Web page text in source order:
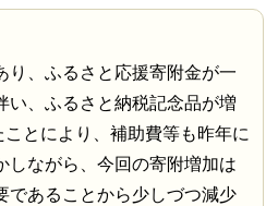
り、ふるさと応援寄附金が一
い、ふるさと納税記念品が増
ことにより、補助費等も昨年に
しながら、今回の寄附増加は
であることから少しづつ減少